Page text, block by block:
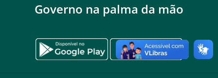
Governo na palma da mão